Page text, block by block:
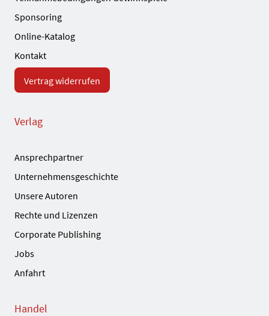
Sponsoring
Online-Katalog
Kontakt
Vertrag widerrufen
Verlag
Ansprechpartner
Unternehmensgeschichte
Unsere Autoren
Rechte und Lizenzen
Corporate Publishing
Jobs
Anfahrt
Handel